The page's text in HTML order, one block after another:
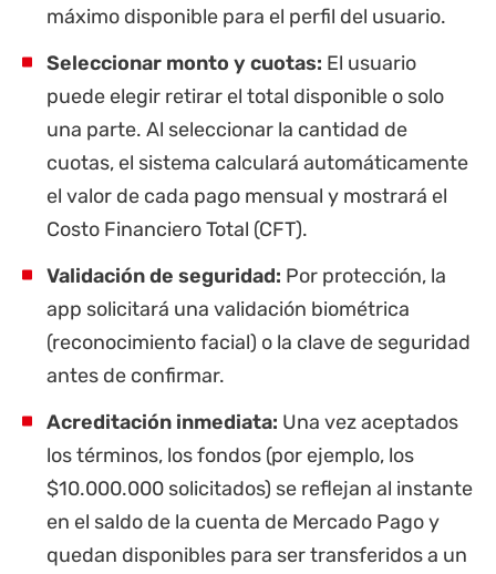
máximo disponible para el perfil del usuario.
Seleccionar monto y cuotas: El usuario
puede elegir retirar el total disponible o solo
una parte. Al seleccionar la cantidad de
cuotas, el sistema calculará automáticamente
el valor de cada pago mensual y mostrará el
Costo Financiero Total (CFT).
Validación de seguridad: Por protección, la
app solicitará una validación biométrica
(reconocimiento facial) o la clave de seguridad
antes de confirmar.
Acreditación inmediata: Una vez aceptados
los términos, los fondos (por ejemplo, los
$10.000.000 solicitados) se reflejan al instante
en el saldo de la cuenta de Mercado Pago y
quedan disponibles para ser transferidos a un